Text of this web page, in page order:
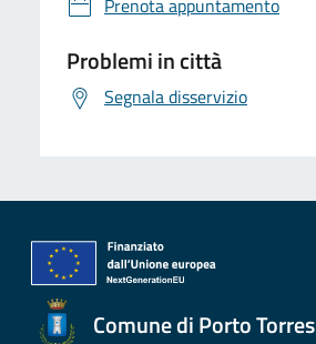
Prenota appuntamento
Problemi in città
Segnala disservizio
Comune di Porto Torres